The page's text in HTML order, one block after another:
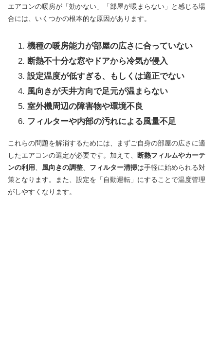
エアコンの暖房が「効かない」「部屋が暖まらない」と感じる場
合には、いくつかの根本的な原因があります。
機種の暖房能力が部屋の広さに合っていない
断熱不十分な窓やドアから冷気が侵入
設定温度が低すぎる、もしくは適正でない
風向きが天井方向で足元が温まらない
室外機周辺の障害物や環境不良
フィルターや内部の汚れによる風量不足
これらの問題を解消するためには、まずご自身の部屋の広さに適
したエアコンの選定が必要です。加えて、
断熱フィルムやカーテ
ンの利用、 風向きの調整、 フィルター清掃は手軽に始められる対
策となります。また、設定を「自動運転」にすることで温度管理
がしやすくなります。